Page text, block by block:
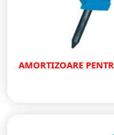
AMORTIZOARE